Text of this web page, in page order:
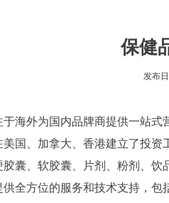
保健
发布
海外为国内品牌商提供一站式
国、加拿大、香港建立了投
囊、软胶囊、片剂、粉剂、饮
全方位的服务和技术支持，